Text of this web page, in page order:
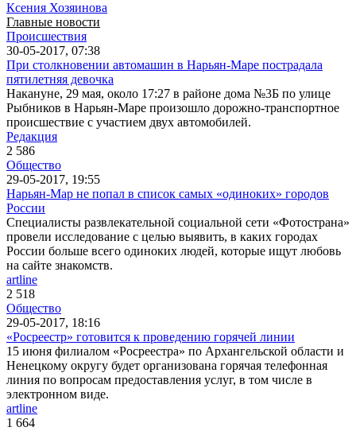
Ксения Хозяинова
Главные новости
Происшествия
30-05-2017, 07:38
При столкновении автомашин в Нарьян-Маре пострадала
пятилетняя девочка
Накануне, 29 мая, около 17:27 в районе дома №3Б по улице
Рыбников в Нарьян-Маре произошло дорожно-транспортное
происшествие с участием двух автомобилей.
Редакция
2 586
Общество
29-05-2017, 19:55
Нарьян-Мар не попал в список самых «одиноких» городов
России
Специалисты развлекательной социальной сети «Фотострана»
провели исследование с целью выявить, в каких городах
России больше всего одиноких людей, которые ищут любовь
на сайте знакомств.
artline
2 518
Общество
29-05-2017, 18:16
«Росреестр» готовится к проведению горячей линии
15 июня филиалом «Росреестра» по Архангельской области и
Ненецкому округу будет организована горячая телефонная
линия по вопросам предоставления услуг, в том числе в
электронном виде.
artline
1 664